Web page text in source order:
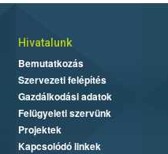
Hivatalunk
Bemutatkozás
Szervezeti felépítés
Gazdálkodási adatok
Felügyeleti szervünk
Projektek
Kapcsolódó linkek